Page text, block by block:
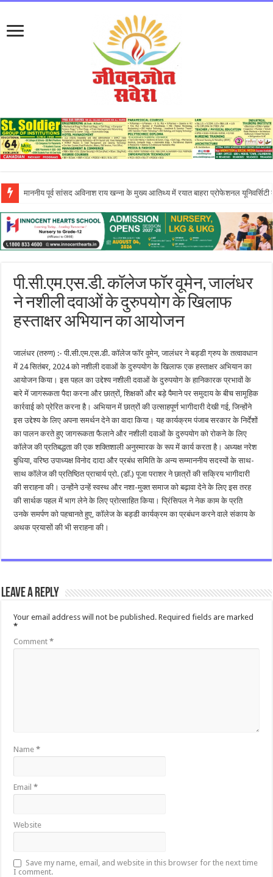
इन्नोसेंट हार्ट्स स्कूल में ‘दिशा – एन इनिशिएटिव’ के तहत आयोजित एंटरप्रेन्योरशिप सेमिनार
पी.सी.एम.एस.डी. कॉलेज फॉर वूमेन, जालंधर
ने नशीली दवाओं के दुरुपयोग के खिलाफ
हस्ताक्षर अभियान का आयोजन
जालंधर (तरुण) :- पी.सी.एम.एस.डी. कॉलेज फॉर वूमेन, जालंधर ने बड्डी ग्रुप के तत्वावधान
में 24 सितंबर, 2024 को नशीली दवाओं के दुरुपयोग के खिलाफ एक हस्ताक्षर अभियान का
आयोजन किया। इस पहल का उद्देश्य नशीली दवाओं के दुरुपयोग के हानिकारक प्रभावों के
बारे में जागरूकता पैदा करना और छात्रों, शिक्षकों और बड़े पैमाने पर समुदाय के बीच सामूहिक
कार्रवाई को प्रेरित करना है। अभियान में छात्रों की उत्साहपूर्ण भागीदारी देखी गई, जिन्होंने
इस उद्देश्य के लिए अपना समर्थन देने का वादा किया। यह कार्यक्रम पंजाब सरकार के निर्देशों
का पालन करते हुए जागरूकता फैलाने और नशीली दवाओं के दुरुपयोग को रोकने के लिए
कॉलेज की प्रतिबद्धता की एक शक्तिशाली अनुस्मारक के रूप में कार्य करता है। अध्यक्ष नरेश
बुधिया, वरिष्ठ उपाध्यक्ष विनोद दादा और प्रबंध समिति के अन्य सम्माननीय सदस्यों के साथ-
साथ कॉलेज की प्रतिष्ठित प्राचार्य प्रो. (डॉ.) पूजा पराशर ने छात्रों की सक्रिय भागीदारी
की सराहना की। उन्होंने उन्हें स्वस्थ और नशा-मुक्त समाज को बढ़ावा देने के लिए इस तरह
की सार्थक पहल में भाग लेने के लिए प्रोत्साहित किया। प्रिंसिपल ने नेक काम के प्रति
उनके समर्पण को पहचानते हुए, कॉलेज के बड्डी कार्यक्रम का प्रबंधन करने वाले संकाय के
अथक प्रयासों की भी सराहना की।
Leave a Reply
Your email address will not be published. Required fields are marked
*
Comment*
Name*
Email*
Website
Save my name, email, and website in this browser for the next time
I comment.